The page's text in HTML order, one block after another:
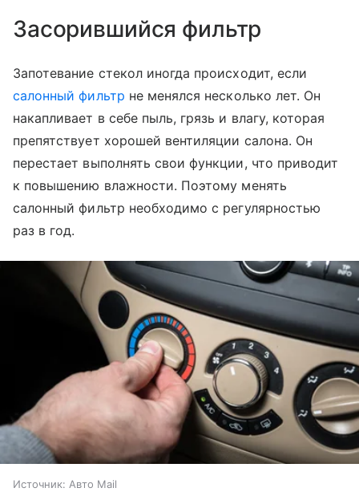
Засорившийся фильтр
Запотевание стекол иногда происходит, если
салонный фильтр не менялся несколько лет. Он
накапливает в себе пыль, грязь и влагу, которая
препятствует хорошей вентиляции салона. Он
перестает выполнять свои функции, что приводит
к повышению влажности. Поэтому менять
салонный фильтр необходимо с регулярностью
раз в год.
Источник: Авто Mail